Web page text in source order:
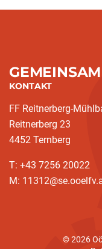
KONTAKT
FF Reitnerberg-
Reitnerberg 23
4452 Ternberg
T: +43 7256 20022
M:
© 2026